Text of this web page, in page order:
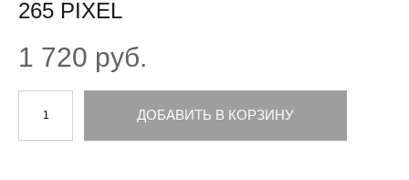
265 PIXEL
1 720 pуб.
ДОБАВИТЬ В КОРЗИНУ